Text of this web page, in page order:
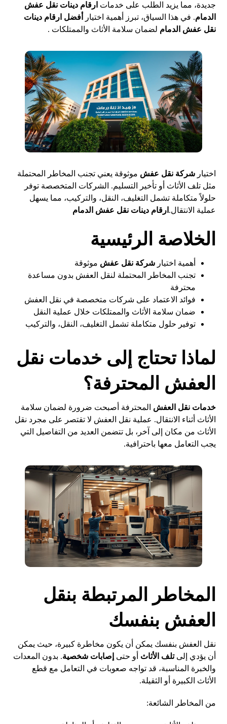
جديدة، مما يزيد الطلب على خدمات ارقام دينات نقل عفش
الدمام. في هذا السياق، تبرز أهمية اختيار
أفضل ارقام دينات
نقل عفش الدمام لضمان سلامة الأثاث والممتلكات .
اختيارشركة نقل عفش موثوقة يعني تجنب المخاطر المحتملة
مثل تلف الأثاث أو تأخير التسليم. الشركات المتخصصة توفر
حلولاً متكاملة تشمل التغليف، النقل، والتركيب، مما يسهل
عملية الانتقال. ارقام دينات نقل عفش الدمام
الخلاصة الرئيسية
أهمية اختيارشركة نقل عفش موثوقة
تجنب المخاطر المحتملة لنقل العفش بدون مساعدة
محترفة
فوائد الاعتماد على شركات متخصصة في نقل العفش
ضمان سلامة الأثاث والممتلكات خلال عملية النقل
توفير حلول متكاملة تشمل التغليف، النقل، والتركيب
لماذا تحتاج إلى خدمات نقل
العفش المحترفة؟
خدمات نقل العفش المحترفة أصبحت ضرورة لضمان سلامة
الأثاث أثناء الانتقال. عملية نقل العفش لا تقتصر على مجرد نقل
الأثاث من مكان إلى آخر، بل تتضمن العديد من التفاصيل التي
يجب التعامل معها باحترافية.
المخاطر المرتبطة بنقل
العفش بنفسك
نقل العفش بنفسك يمكن أن يكون مخاطرة كبيرة، حيث يمكن
أن يؤدي إلىتلف الأثاث أو حتى إصابات شخصية. بدون المعدات
والخبرة المناسبة، قد تواجه صعوبات في التعامل مع قطع
الأثاث الكبيرة أو الثقيلة.
من المخاطر الشائعة: